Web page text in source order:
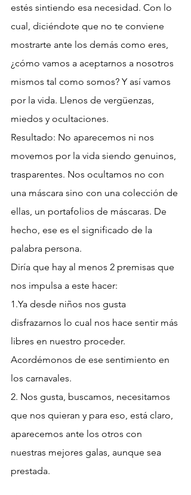
estés sintiendo esa necesidad. Con lo
cual, diciéndote que no te conviene
mostrarte ante los demás como eres,
¿cómo vamos a aceptarnos a nosotros
mismos tal como somos? Y así vamos
por la vida. Llenos de vergüenzas,
miedos y ocultaciones.
Resultado: No aparecemos ni nos
movemos por la vida siendo genuinos,
trasparentes. Nos ocultamos no con
una máscara sino con una colección de
ellas, un portafolios de máscaras. De
hecho, ese es el significado de la
palabra persona.
Diría que hay al menos 2 premisas que
nos impulsa a este hacer:
1.Ya desde niños nos gusta
disfrazarnos lo cual nos hace sentir más
libres en nuestro proceder.
Acordémonos de ese sentimiento en
los carnavales.
2. Nos gusta, buscamos, necesitamos
que nos quieran y para eso, está claro,
aparecemos ante los otros con
nuestras mejores galas, aunque sea
prestada.